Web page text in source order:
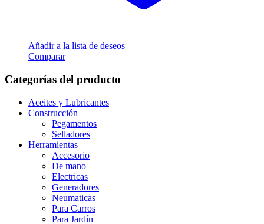
Añadir a la lista de deseos
Comparar
Categorías del producto
Aceites y Lubricantes
Construcción
Pegamentos
Selladores
Herramientas
Accesorio
De mano
Electricas
Generadores
Neumaticas
Para Carros
Para Jardín